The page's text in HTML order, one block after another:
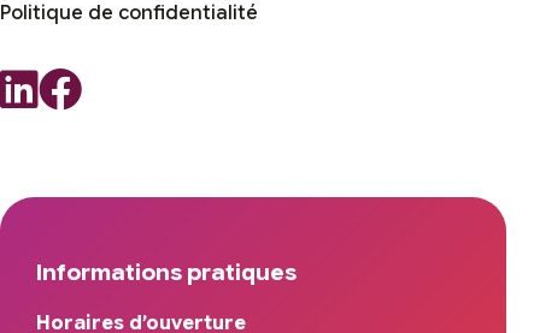
Politique de confidentialité
Informations pratiques
Horaires d’ouverture